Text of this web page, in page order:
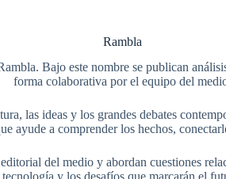
Rambla
Bajo este nombre se publican
forma colaborativa por el equipo del
las ideas y los grandes debates
ayude a comprender los hechos,
del medio y abordan cuestiones